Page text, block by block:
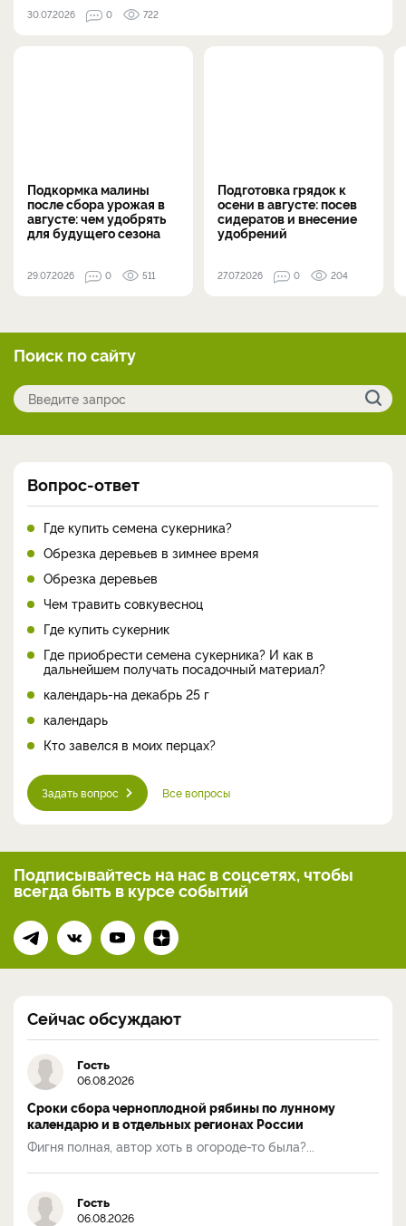
30.07.2026 0 722
Подкормка малины
после сбора урожая в
августе: чем удобрять
для будущего сезона
29.07.2026 0 511
Подготовка грядок к
осени в августе: посев
сидератов и внесение
удобрений
27.07.2026 0 204
Поиск по сайту
Вопрос-ответ
Где купить семена сукерника?
Обрезка деревьев в зимнее время
Обрезка деревьев
Чем травить совкувесноц
Где купить сукерник
Где приобрести семена сукерника? И как в
дальнейшем получать посадочный материал?
календарь-на декабрь 25 г
календарь
Кто завелся в моих перцах?
Задать вопрос Все вопросы
Подписывайтесь на нас в соцсетях, чтобы
всегдабыть в курсе событий
Сейчас обсуждают
Гость
06.08.2026
Сроки сбора черноплодной рябины по лунному
календарю и в отдельных регионах России
Фигня полная, автор хоть в огороде-то была?...
Гость
06.08.2026